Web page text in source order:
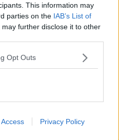
This information may
parties on the IAB’s List of
may further disclose it to other
Opt Outs
Privacy Policy
falusi CSOK) törleszt.
elérhető a CSOK Plusz,
csak vissza nem
igénybe, felveheti a
a korábbi